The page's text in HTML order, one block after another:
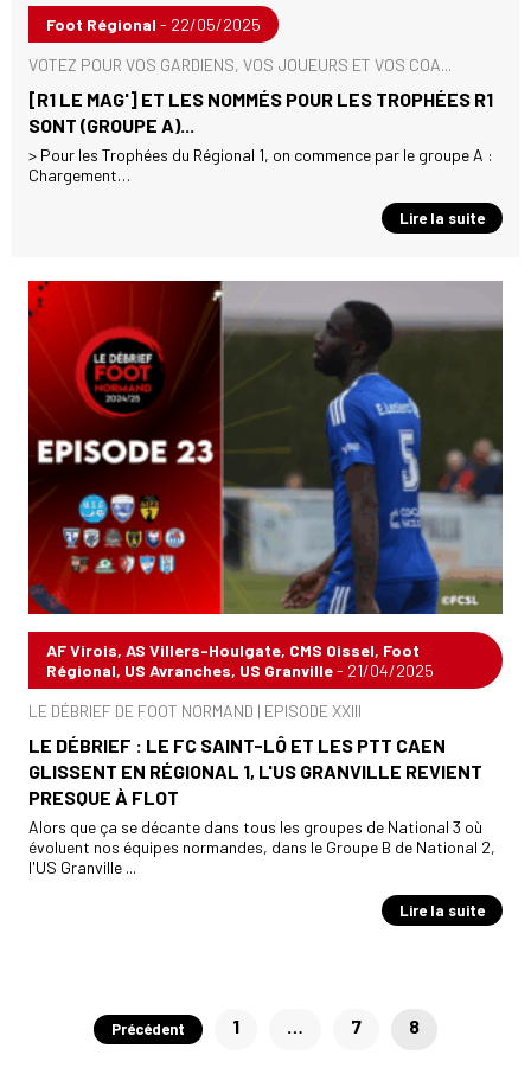
Foot Régional - 22/05/2025
VOTEZ POUR VOS GARDIENS, VOS JOUEURS ET VOS COA...
[R1 LE MAG'] ET LES NOMMÉS POUR LES TROPHÉES R1
SONT (GROUPE A)...
> Pour les Trophées du Régional 1, on commence par le groupe A :
Chargement…
Lire la suite
AF Virois, AS Villers-Houlgate, CMS Oissel, Foot
Régional, US Avranches, US Granville- 21/04/2025
LE DÉBRIEF DE FOOT NORMAND | EPISODE XXIII
LE DÉBRIEF : LE FC SAINT-LÔ ET LES PTT CAEN
GLISSENT EN RÉGIONAL 1, L'US GRANVILLE REVIENT
PRESQUE À FLOT
Alors que ça se décante dans tous les groupes de National 3 où
évoluent nos équipes normandes, dans le Groupe B de National 2,
l'US Granville ...
Lire la suite
PaginationPrécédent 1 … 7 8